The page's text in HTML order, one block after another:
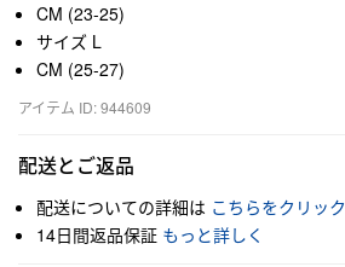
CM (23-25)
サイズ L
CM (25-27)
アイテム ID: 944609
配送とご返品
配送についての詳細は こちらをクリック
14日間返品保証 もっと詳しく